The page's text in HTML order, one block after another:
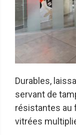
Durables,
servant de
résistantes au
vitrées